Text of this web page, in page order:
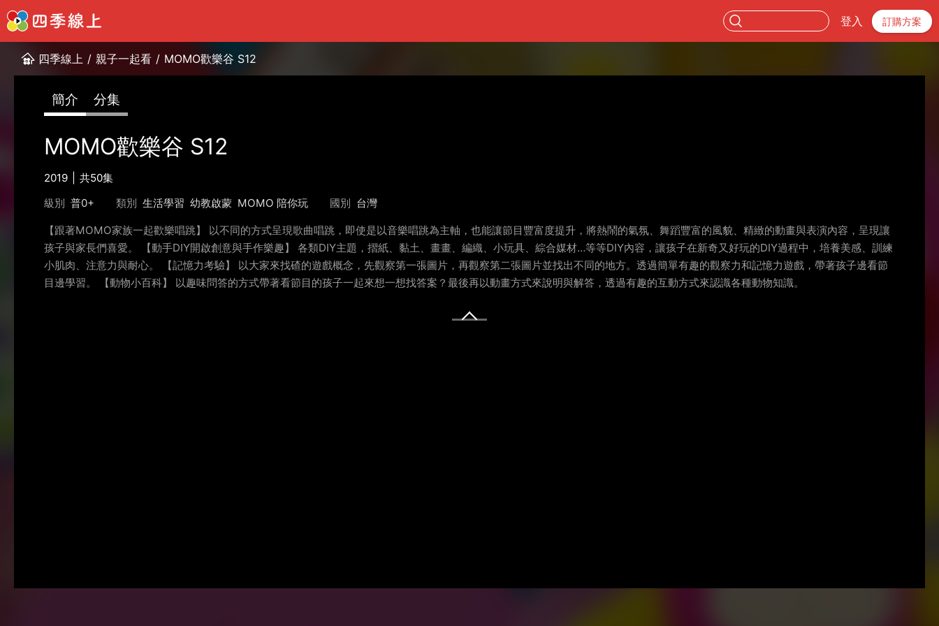
登入 訂購方案
四季線上 / 親子一起看 / MOMO歡樂谷 S12
簡介 分集
MOMO歡樂谷 S12
2019
共50集
級別 普0+ 類別 生活學習 幼教啟蒙 MOMO 陪你玩 國別 台灣
【跟著MOMO家族一起歡樂唱跳】 以不同的方式呈現歌曲唱跳，即使是以音樂唱跳為主軸，也能讓節目豐富度提升，將熱鬧的氣氛、舞蹈豐富的風貌、精緻的動畫與表演內容，呈現讓
孩子與家長們喜愛。 【動手DIY開啟創意與手作樂趣】 各類DIY主題，摺紙、黏土、畫畫、編織、小玩具、綜合媒材…等等DIY內容，讓孩子在新奇又好玩的DIY過程中，培養美感、訓練
小肌肉、注意力與耐心。 【記憶力考驗】 以大家來找碴的遊戲概念，先觀察第一張圖片，再觀察第二張圖片並找出不同的地方。透過簡單有趣的觀察力和記憶力遊戲，帶著孩子邊看節
目邊學習。 【動物小百科】 以趣味問答的方式帶著看節目的孩子一起來想一想找答案？最後再以動畫方式來說明與解答，透過有趣的互動方式來認識各種動物知識。